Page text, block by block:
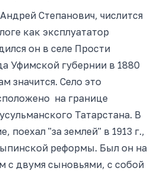
Степанович, числится
как эксплуататор
он в селе Прости
Уфимской губернии в 1880
значится. Село это
на границе
Татарстана. В
поехал "за землей" в 1913 г.,
реформы. Был он на
с двумя сыновьями, с собой